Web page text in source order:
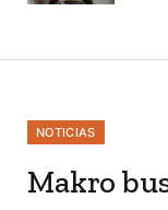
NOTICIAS
Makro